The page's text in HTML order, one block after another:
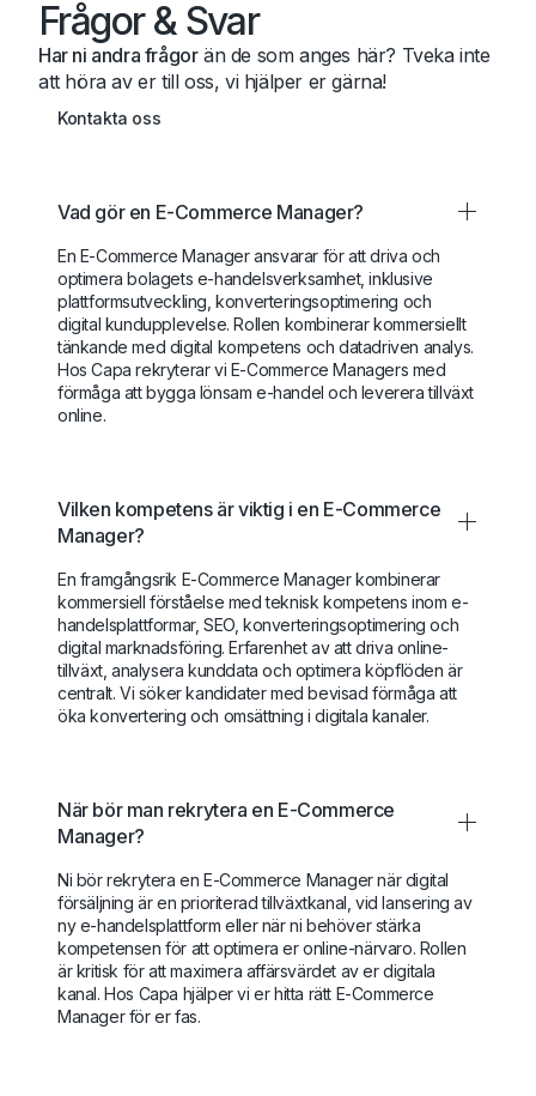
Frågor & Svar
Har ni andra frågorän de som anges här? Tveka inte
att höra av er till oss, vi hjälper er gärna!
Kontakta oss
Vad gör en E-Commerce Manager?
En E-Commerce Manager ansvarar för att driva och
optimera bolagets e-handelsverksamhet, inklusive
plattformsutveckling, konverteringsoptimering och
digital kundupplevelse. Rollen kombinerar kommersiellt
tänkande med digital kompetens och datadriven analys.
Hos Capa rekryterar vi E-Commerce Managers med
förmåga att bygga lönsam e-handel och leverera tillväxt
online.
Vilken kompetens är viktig i en E-Commerce
Manager?
En framgångsrik E-Commerce Manager kombinerar
kommersiell förståelse med teknisk kompetens inom e-
handelsplattformar, SEO, konverteringsoptimering och
digital marknadsföring. Erfarenhet av att driva online-
tillväxt, analysera kunddata och optimera köpflöden är
centralt. Vi söker kandidater med bevisad förmåga att
öka konvertering och omsättning i digitala kanaler.
När bör man rekrytera en E-Commerce
Manager?
Ni bör rekrytera en E-Commerce Manager när digital
försäljning är en prioriterad tillväxtkanal, vid lansering av
ny e-handelsplattform eller när ni behöver stärka
kompetensen för att optimera er online-närvaro. Rollen
är kritisk för att maximera affärsvärdet av er digitala
kanal. Hos Capa hjälper vi er hitta rätt E-Commerce
Manager för er fas.